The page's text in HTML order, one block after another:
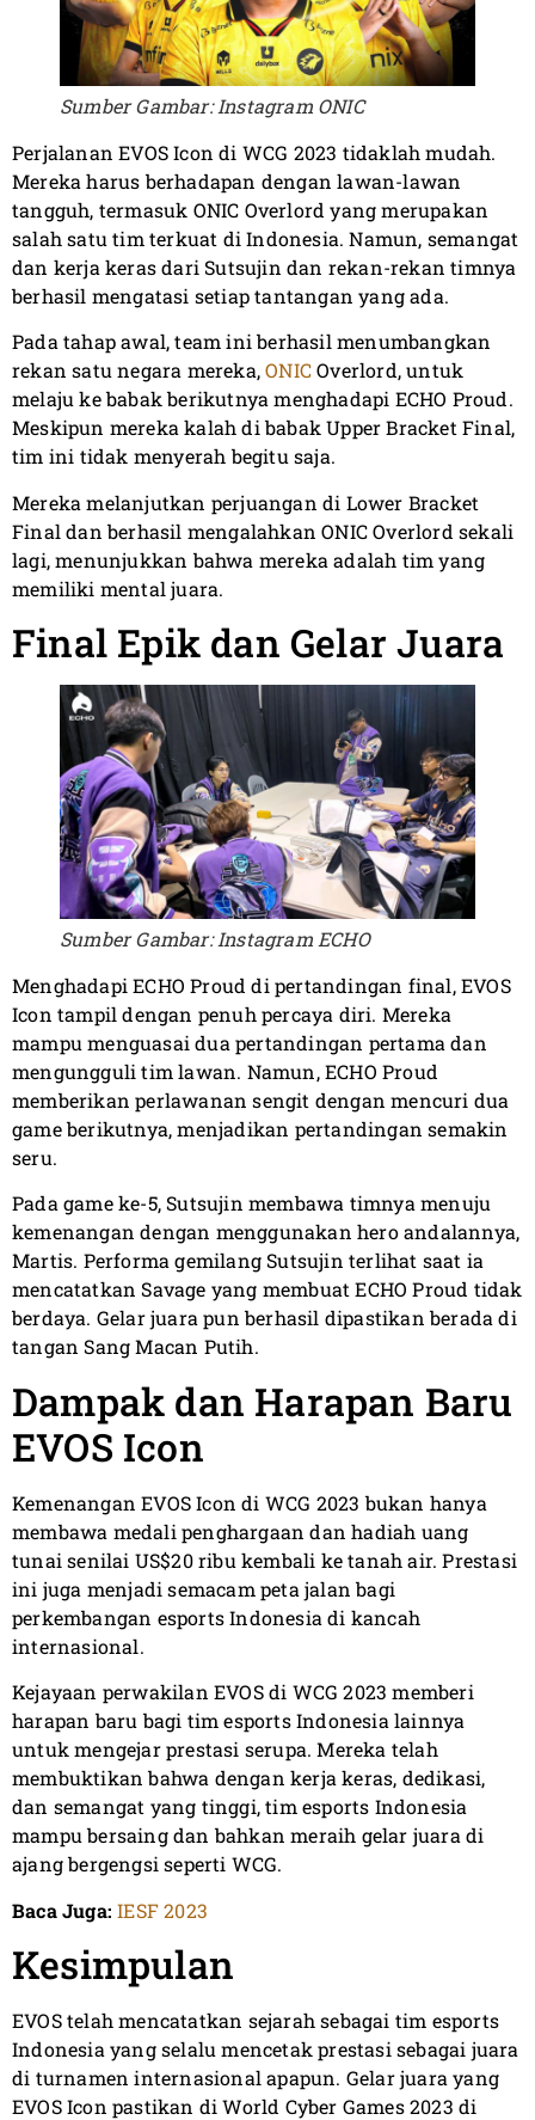
Sumber Gambar: Instagram ONIC
Perjalanan EVOS Icon di WCG 2023 tidaklah mudah.
Mereka harus berhadapan dengan lawan-lawan
tangguh, termasuk ONIC Overlord yang merupakan
salah satu tim terkuat di Indonesia. Namun, semangat
dan kerja keras dari Sutsujin dan rekan-rekan timnya
berhasil mengatasi setiap tantangan yang ada.
Pada tahap awal, team ini berhasil menumbangkan
rekan satu negara mereka,ONICOverlord, untuk
melaju ke babak berikutnya menghadapi ECHO Proud.
Meskipun mereka kalah di babak Upper Bracket Final,
tim ini tidak menyerah begitu saja.
Mereka melanjutkan perjuangan di Lower Bracket
Final dan berhasil mengalahkan ONIC Overlord sekali
lagi, menunjukkan bahwa mereka adalah tim yang
memiliki mental juara.
Final Epik dan Gelar Juara
Sumber Gambar: Instagram ECHO
Menghadapi ECHO Proud di pertandingan final, EVOS
Icon tampil dengan penuh percaya diri. Mereka
mampu menguasai dua pertandingan pertama dan
mengungguli tim lawan. Namun, ECHO Proud
memberikan perlawanan sengit dengan mencuri dua
game berikutnya, menjadikan pertandingan semakin
seru.
Pada game ke-5, Sutsujin membawa timnya menuju
kemenangan dengan menggunakan hero andalannya,
Martis. Performa gemilang Sutsujin terlihat saat ia
mencatatkan Savage yang membuat ECHO Proud tidak
berdaya. Gelar juara pun berhasil dipastikan berada di
tangan Sang Macan Putih.
Dampak dan Harapan Baru
EVOS Icon
Kemenangan EVOS Icon di WCG 2023 bukan hanya
membawa medali penghargaan dan hadiah uang
tunai senilai US$20 ribu kembali ke tanah air. Prestasi
ini juga menjadi semacam peta jalan bagi
perkembangan esports Indonesia di kancah
internasional.
Kejayaan perwakilan EVOS di WCG 2023 memberi
harapan baru bagi tim esports Indonesia lainnya
untuk mengejar prestasi serupa. Mereka telah
membuktikan bahwa dengan kerja keras, dedikasi,
dan semangat yang tinggi, tim esports Indonesia
mampu bersaing dan bahkan meraih gelar juara di
ajang bergengsi seperti WCG.
Baca Juga: IESF 2023
Kesimpulan
EVOS telah mencatatkan sejarah sebagai tim esports
Indonesia yang selalu mencetak prestasi sebagai juara
di turnamen internasional apapun. Gelar juara yang
EVOS Icon pastikan di World Cyber Games 2023 di